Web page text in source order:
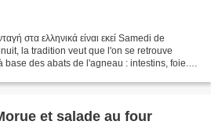
στα ελληνικά είναι εκεί Samedi de
la tradition veut que l'on se retrouve
base des abats de l'agneau : intestins, foie...
et salade au four